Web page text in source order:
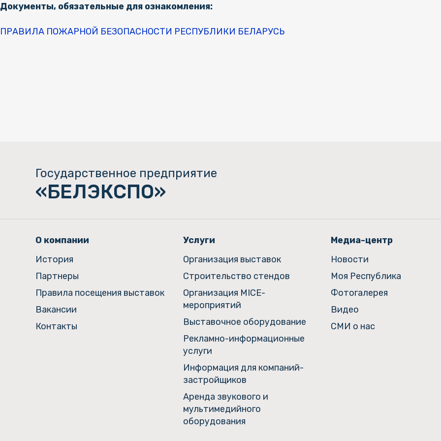
Документы, обязательные для ознакомления:
ПРАВИЛА ПОЖАРНОЙ БЕЗОПАСНОСТИ РЕСПУБЛИКИ БЕЛАРУСЬ
Государственное предприятие
«БЕЛЭКСПО»
О компании
История
Партнеры
Правила посещения выставок
Вакансии
Контакты
Услуги
Организация выставок
Строительство стендов
Организация MICE-
мероприятий
Выставочное оборудование
Рекламно-информационные
услуги
Информация для компаний-
застройщиков
Аренда звукового и
мультимедийного
оборудования
Медиа-центр
Новости
Моя Республика
Фотогалерея
Видео
СМИ о нас